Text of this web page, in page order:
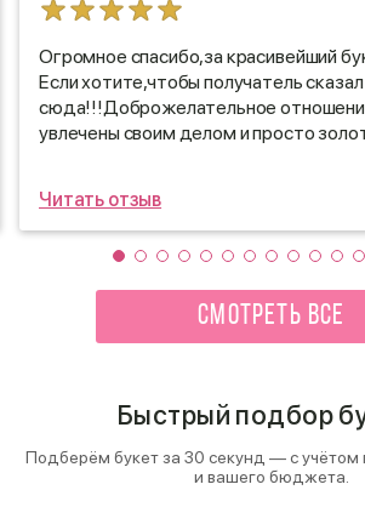
Огромное спасибо,за красивейший
Если хотите,чтобы получатель
сюда!!!Доброжелательное
увлечены своим делом и просто
Читать отзыв
СМОТРЕТЬ ВСЕ
Быстрый подбор
Подберём букет за 30 секунд — с учётом
и вашего бюджета.